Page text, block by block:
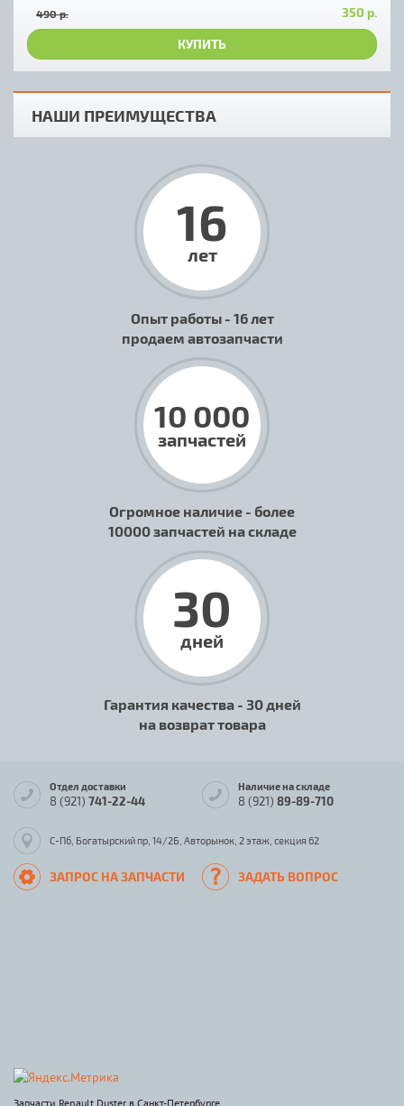
350 р.
490 р.
КУПИТЬ
НАШИ ПРЕИМУЩЕСТВА
16
лет
Опыт работы - 16 лет
продаем автозапчасти
10 000
запчастей
Огромное наличие - более
10000 запчастей на складе
30
дней
Гарантия качества - 30 дней
на возврат товара
Отдел доставки
8 (921) 741-22-44
Наличие на складе
8 (921) 89-89-710
С-Пб, Богатырский пр, 14/2Б, Авторынок, 2 этаж, секция 62
ЗАПРОС НА ЗАПЧАСТИ ЗАДАТЬ ВОПРОС
Запчасти Renault Duster в Санкт-Петербурге